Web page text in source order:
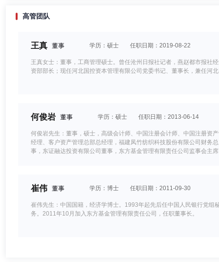
高管团队
王真 董事 学历：硕士 任职日期：2019-08-22
王真女士：董事，工商管理硕士。曾任沧州日报社记者，燕赵都市报社
资部部长；现任河北国控资本管理有限公司党委书记、董事长，兼任河
何俊岩 董事 学历：硕士 任职日期：2013-06-14
何俊岩先生：董事，硕士，高级会计师、中国注册会计师、中国注册资
经理、客户资产管理总部总经理，福建凤竹纺织科技股份有限公司财务
事，东证融达投资有限公司董事，东方基金管理有限责任公司监事会主
崔伟 董事 学历：博士 任职日期：2011-09-30
崔伟先生：中国国籍，经济学博士。1993年起先后任中国人民银行党
务。2011年10月加入东方基金管理有限责任公司，任职董事长。